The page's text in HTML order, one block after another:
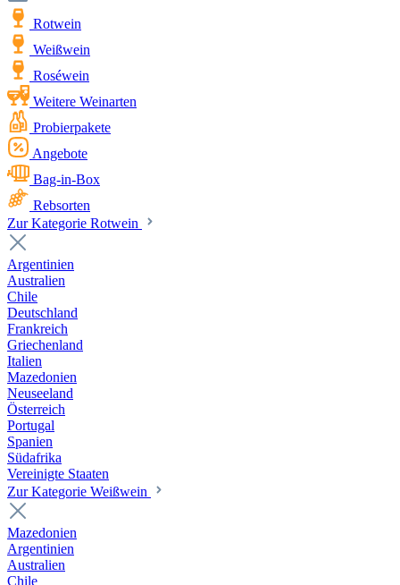
Rotwein
Weißwein
Roséwein
Weitere Weinarten
Probierpakete
Angebote
Bag-in-Box
Rebsorten
Zur Kategorie Rotwein
Argentinien
Australien
Chile
Deutschland
Frankreich
Griechenland
Italien
Mazedonien
Neuseeland
Österreich
Portugal
Spanien
Südafrika
Vereinigte Staaten
Zur Kategorie Weißwein
Mazedonien
Argentinien
Australien
Chile